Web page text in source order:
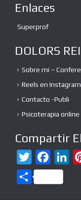
Enlaces
Superprof
DOLORS
Sobre mi –
Reels en
Contacto -Publi
Psicoterapia online
Compartir
w
a
c
C